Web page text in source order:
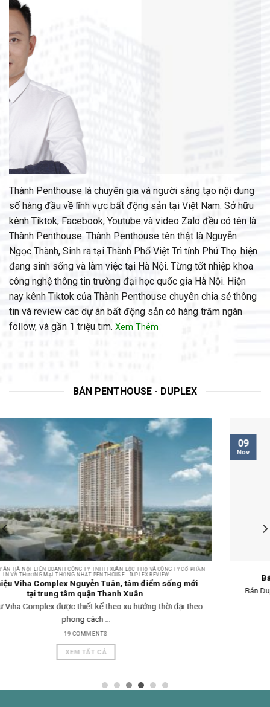
Thành Penthouse là chuyên gia và người sáng tạo nội dung
số hàng đầu về lĩnh vực bất động sản tại Việt Nam. Sở hữu
kênh Tiktok, Facebook, Youtube và video Zalo đều có tên là
Thành Penthouse. Thành Penthouse tên thật là Nguyễn
Ngọc Thành, Sinh ra tại Thành Phố Việt Trì tỉnh Phú Thọ. hiện
đang sinh sống và làm việc tại Hà Nội. Từng tốt nhiệp khoa
công nghệ thông tin trường đại học quốc gia Hà Nội. Hiện
nay kênh Tiktok của Thành Penthouse chuyên chia sẻ thông
tin và review các dự án bất động sản có hàng trăm ngàn
follow, và gần 1 triệu tim. Xem Thêm
BÁN PENTHOUSE - DUPLEX
PENTHOUSE - DUPLEX
Bán Duplex view cực đẹp tại Mỹ Đình Pearl Hà Nội
Bán Duplex tại dự án chung cư Mỹ Đình Pearl Hà Nội giá 50 tỷ ...
1 COMMENTS